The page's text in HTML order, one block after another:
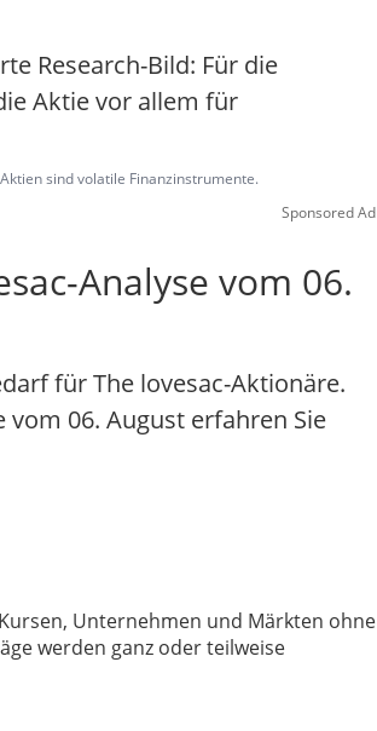
Research-Bild: Für die
Aktie vor allem für
sind volatile Finanzinstrumente.
Sponsored Ad
Analyse vom 06.
für The lovesac-Aktionäre.
06. August erfahren Sie
Unternehmen und Märkten ohne
werden ganz oder teilweise